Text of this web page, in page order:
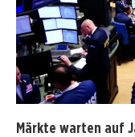
Märkte warten auf